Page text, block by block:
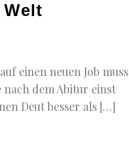
einen neuen Job muss
dem Abitur einst
Deut besser als […]